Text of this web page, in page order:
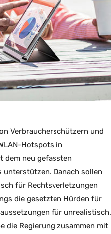
Verbraucherschützern und
Hotspots in
dem neu gefassten
unterstützen. Danach sollen
für Rechtsverletzungen
die gesetzten Hürden für
für unrealistisch.
die Regierung zusammen mit